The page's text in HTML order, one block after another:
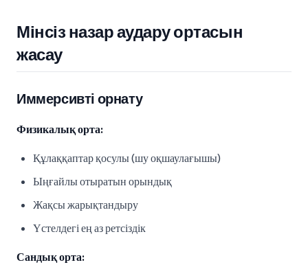
Мінсіз назар аудару ортасын
жасау
Иммерсивті орнату
Физикалық орта:
Құлаққаптар қосулы (шу оқшаулағышы)
Ыңғайлы отыратын орындық
Жақсы жарықтандыру
Үстелдегі ең аз ретсіздік
Сандық орта: